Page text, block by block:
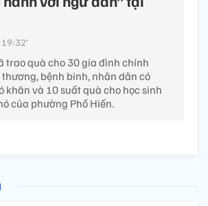
trao quà cho 30 gia đình chính
bệnh binh, nhân dân có
khăn và 10 suất quà cho học sinh
của phường Phố Hiến.